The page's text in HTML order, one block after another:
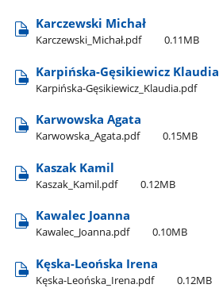
Karczewski Michał
Karczewski​_Michał.pdf 0.11MB
Karpińska-Gęsikiewicz Klaudia
Karpińska-Gęsikiewicz​_Klaudia.pdf
Karwowska Agata
Karwowska​_Agata.pdf 0.15MB
Kaszak Kamil
Kaszak​_Kamil.pdf 0.12MB
Kawalec Joanna
Kawalec​_Joanna.pdf 0.10MB
Kęska-Leońska Irena
Kęska-Leońska​_Irena.pdf 0.12MB